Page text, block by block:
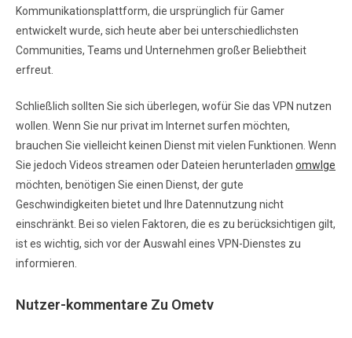
Kommunikationsplattform, die ursprünglich für Gamer
entwickelt wurde, sich heute aber bei unterschiedlichsten
Communities, Teams und Unternehmen großer Beliebtheit
erfreut.
Schließlich sollten Sie sich überlegen, wofür Sie das VPN nutzen
wollen. Wenn Sie nur privat im Internet surfen möchten,
brauchen Sie vielleicht keinen Dienst mit vielen Funktionen. Wenn
Sie jedoch Videos streamen oder Dateien herunterladen omwlge
möchten, benötigen Sie einen Dienst, der gute
Geschwindigkeiten bietet und Ihre Datennutzung nicht
einschränkt. Bei so vielen Faktoren, die es zu berücksichtigen gilt,
ist es wichtig, sich vor der Auswahl eines VPN-Dienstes zu
informieren.
Nutzer-kommentare Zu Ometv